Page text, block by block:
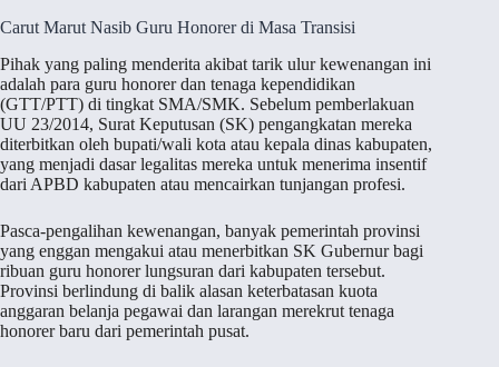
Carut Marut Nasib Guru Honorer di Masa Transisi
Pihak yang paling menderita akibat tarik ulur kewenangan ini
adalah para guru honorer dan tenaga kependidikan
(GTT/PTT) di tingkat SMA/SMK. Sebelum pemberlakuan
UU 23/2014, Surat Keputusan (SK) pengangkatan mereka
diterbitkan oleh bupati/wali kota atau kepala dinas kabupaten,
yang menjadi dasar legalitas mereka untuk menerima insentif
dari APBD kabupaten atau mencairkan tunjangan profesi.
Pasca-pengalihan kewenangan, banyak pemerintah provinsi
yang enggan mengakui atau menerbitkan SK Gubernur bagi
ribuan guru honorer lungsuran dari kabupaten tersebut.
Provinsi berlindung di balik alasan keterbatasan kuota
anggaran belanja pegawai dan larangan merekrut tenaga
honorer baru dari pemerintah pusat.